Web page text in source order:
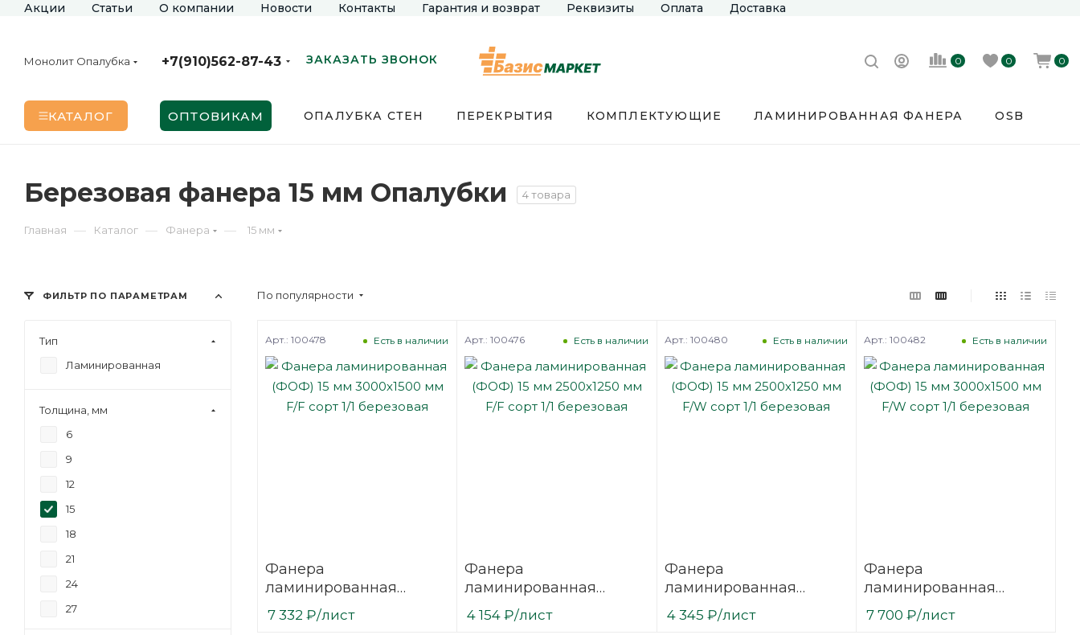
Акции Статьи О компании Новости Контакты Гарантия и возврат Реквизиты Оплата Доставка
Монолит Опалубка +7(910)562-87-43 ЗАКАЗАТЬ ЗВОНОК 0 0 0
КАТАЛОГ ОПТОВИКАМ ОПАЛУБКА СТЕН ПЕРЕКРЫТИЯ КОМПЛЕКТУЮЩИЕ ЛАМИНИРОВАННАЯ ФАНЕРА OSB
Березовая фанера 15 мм Опалубки 4 товара
Главная — Каталог — Фанера — 15 мм
По популярности
Фанера
ламинированная
(ФОФ) 15 мм 3000х1500
мм F/F сорт 1/1
Есть в наличии
Арт.: 100478
7 332 ₽/лист
Фанера
ламинированная
(ФОФ) 15 мм 2500х1250
мм F/F сорт 1/1
Есть в наличии
Арт.: 100476
4 154 ₽/лист
Фанера
ламинированная
(ФОФ) 15 мм 2500х1250
мм F/W сорт 1/1
Есть в наличии
Арт.: 100480
4 345 ₽/лист
Фанера
ламинированная
(ФОФ) 15 мм 3000х1500
мм F/W сорт 1/1
Есть в наличии
Арт.: 100482
7 700 ₽/лист
ФИЛЬТР ПО ПАРАМЕТРАМ
Тип
Ламинированная
Толщина, мм
6
9
12
15
18
21
24
27